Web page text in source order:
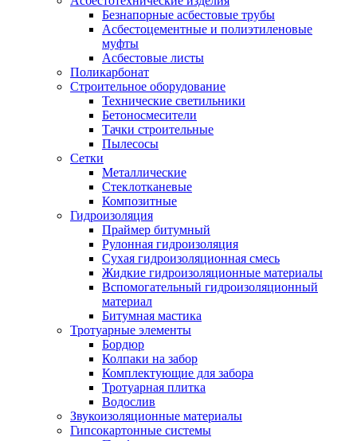
Безнапорные асбестовые трубы
Асбестоцементные и полиэтиленовые
муфты
Асбестовые листы
Поликарбонат
Строительное оборудование
Технические светильники
Бетоносмесители
Тачки строительные
Пылесосы
Сетки
Металлические
Стеклотканевые
Композитные
Гидроизоляция
Праймер битумный
Рулонная гидроизоляция
Сухая гидроизоляционная смесь
Жидкие гидроизоляционные материалы
Вспомогательный гидроизоляционный
материал
Битумная мастика
Тротуарные элементы
Бордюр
Колпаки на забор
Комплектующие для забора
Тротуарная плитка
Водослив
Звукоизоляционные материалы
Гипсокартонные системы